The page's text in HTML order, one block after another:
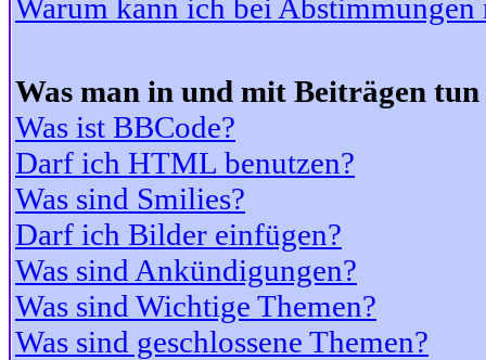
Warum kann ich bei
Was man in und mit Beiträgen
Was ist BBCode?
Darf ich HTML benutzen?
Was sind Smilies?
Darf ich Bilder einfügen?
Was sind Ankündigungen?
Was sind Wichtige Themen?
Was sind geschlossene Themen?